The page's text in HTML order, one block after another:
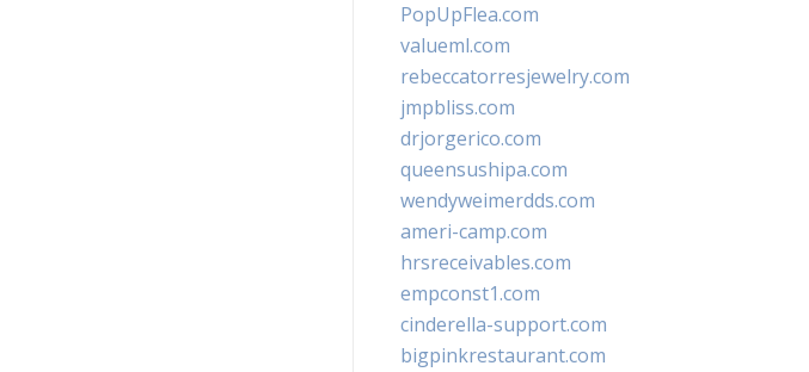
PopUpFlea.com
valueml.com
rebeccatorresjewelry.com
jmpbliss.com
drjorgerico.com
queensushipa.com
wendyweimerdds.com
ameri-camp.com
hrsreceivables.com
empconst1.com
cinderella-support.com
bigpinkrestaurant.com